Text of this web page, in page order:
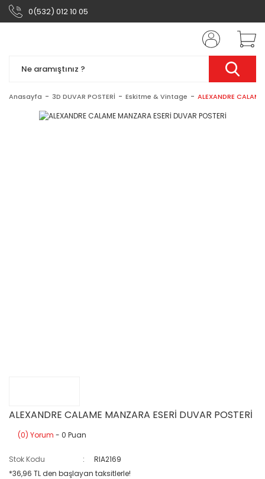
0(532) 012 10 05
Anasayfa 3D DUVAR POSTERİ Eskitme & Vintage ALEXANDRE
ALEXANDRE CALAME MANZARA ESERİ DUVAR POSTERİ
(0) Yorum - 0 Puan
Stok Kodu
RIA2169
*36,96 TL den başlayan taksitlerle!